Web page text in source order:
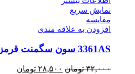
نمایش سریع
مقايسه
افزودن به علاقه مندی
3361AS سون سگمنت قرمز کاتد مشترک 3 رقم
۳۲,۰۰۰ تومان قیمت
۲۸,۵۰۰ تومان